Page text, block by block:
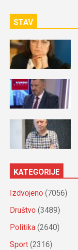
STAV
KATEGORIJE
Izdvojeno (7056)
Društvo (3489)
Politika (2640)
Sport (2316)